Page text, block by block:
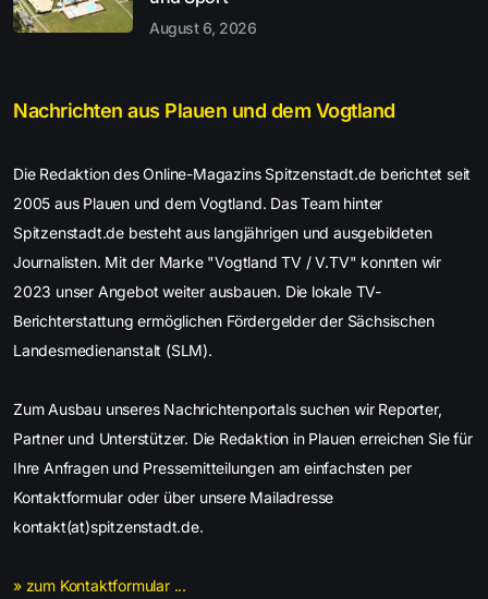
August 6, 2026
Nachrichten aus Plauen und dem Vogtland
Die Redaktion des Online-Magazins Spitzenstadt.de berichtet seit
2005 aus Plauen und dem Vogtland. Das Team hinter
Spitzenstadt.de besteht aus langjährigen und ausgebildeten
Journalisten. Mit der Marke "Vogtland TV / V.TV" konnten wir
2023 unser Angebot weiter ausbauen. Die lokale TV-
Berichterstattung ermöglichen Fördergelder der Sächsischen
Landesmedienanstalt (SLM).
Zum Ausbau unseres Nachrichtenportals suchen wir Reporter,
Partner und Unterstützer. Die Redaktion in Plauen erreichen Sie für
Ihre Anfragen und Pressemitteilungen am einfachsten per
Kontaktformular oder über unsere Mailadresse
kontakt(at)spitzenstadt.de.
» zum Kontaktformular ...